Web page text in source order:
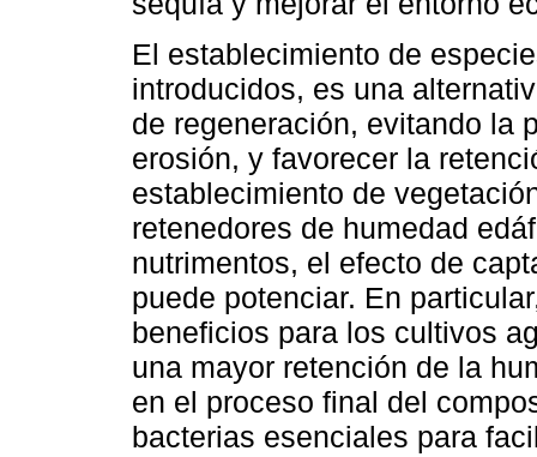
El establecimiento de
introducidos, es una
de regeneración, evitando la
erosión, y favorecer la
establecimiento de
retenedores de humedad
nutrimentos, el efecto de
puede potenciar. En
beneficios para los cultivos
una mayor retención de la
en el proceso final del
bacterias esenciales para